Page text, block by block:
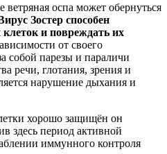
оспа может обернуться
Зостер способен
и повреждать их
от своего
собой парезы и параличи
речи, глотания, зрения и
нарушение дыхания и
хорошо защищён он
здесь период активной
иммунного контроля